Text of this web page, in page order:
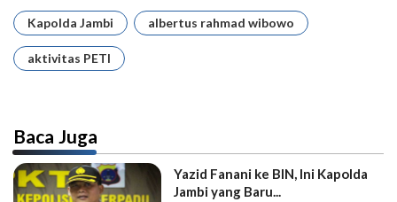
Kapolda Jambi albertus rahmad wibowo
aktivitas PETI
Baca Juga
Yazid Fanani ke BIN, Ini Kapolda
Jambi yang Baru...